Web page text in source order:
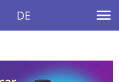
DE